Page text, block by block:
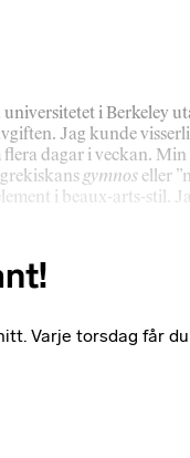
i Berkeley
Jag kunde
dagar i veckan.
gymnos eller
i beaux-arts-stil.
Varje torsdag får